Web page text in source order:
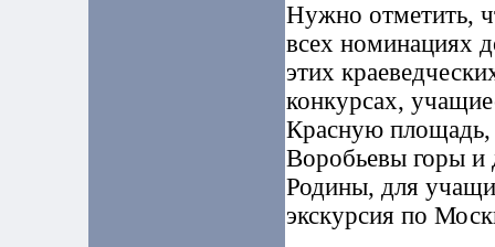
Нужно отметить,
всех номинациях
этих
конкурсах,
Красную площадь,
Воробьевы горы и
Родины, для
экскурсия по